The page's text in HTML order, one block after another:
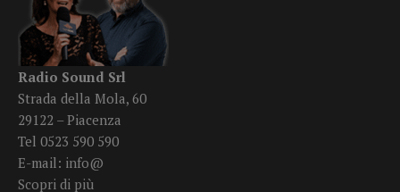
Radio Sound Srl
Strada della Mola, 60
29122 – Piacenza
Tel 0523 590 590
E-mail: info@
Scopri di più